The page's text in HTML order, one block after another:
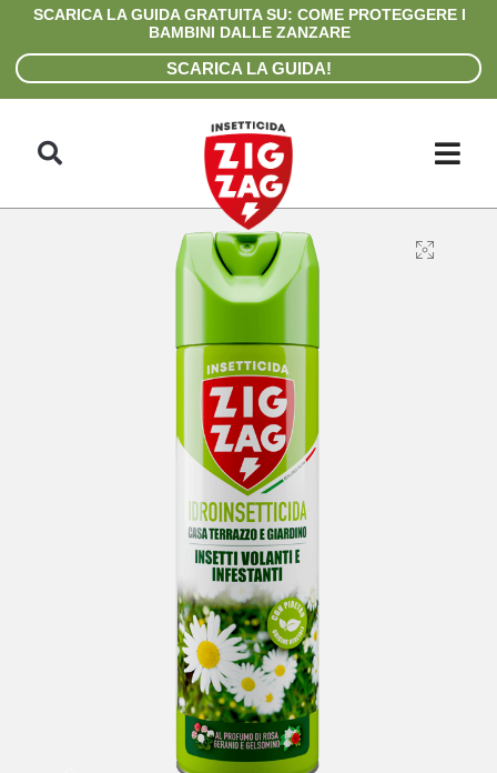
SCARICA LA GUIDA GRATUITA SU: COME PROTEGGERE I
BAMBINI DALLE ZANZARE
SCARICA LA GUIDA!
Search